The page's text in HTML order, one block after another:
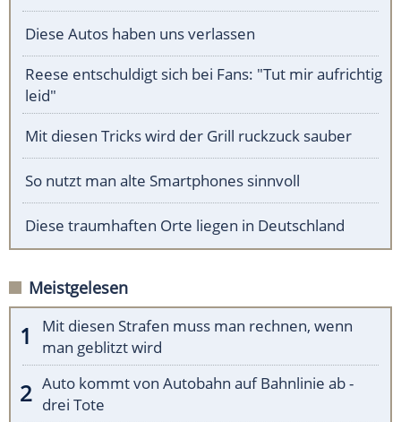
Diese Autos haben uns verlassen
Reese entschuldigt sich bei Fans: "Tut mir aufrichtig
leid"
Mit diesen Tricks wird der Grill ruckzuck sauber
So nutzt man alte Smartphones sinnvoll
Diese traumhaften Orte liegen in Deutschland
Meistgelesen
Mit diesen Strafen muss man rechnen, wenn
man geblitzt wird
Auto kommt von Autobahn auf Bahnlinie ab -
drei Tote